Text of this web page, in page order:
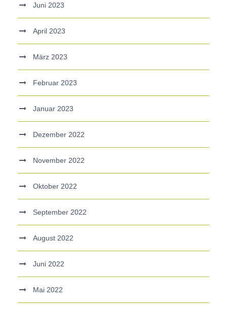
Juni 2023
April 2023
März 2023
Februar 2023
Januar 2023
Dezember 2022
November 2022
Oktober 2022
September 2022
August 2022
Juni 2022
Mai 2022